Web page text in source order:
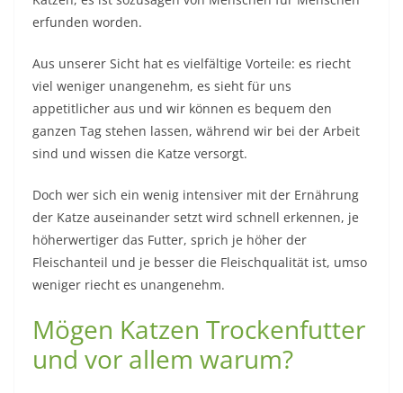
erfunden worden.
Aus unserer Sicht hat es vielfältige Vorteile: es riecht
viel weniger unangenehm, es sieht für uns
appetitlicher aus und wir können es bequem den
ganzen Tag stehen lassen, während wir bei der Arbeit
sind und wissen die Katze versorgt.
Doch wer sich ein wenig intensiver mit der Ernährung
der Katze auseinander setzt wird schnell erkennen, je
höherwertiger das Futter, sprich je höher der
Fleischanteil und je besser die Fleischqualität ist, umso
weniger riecht es unangenehm.
Mögen Katzen Trockenfutter
und vor allem warum?